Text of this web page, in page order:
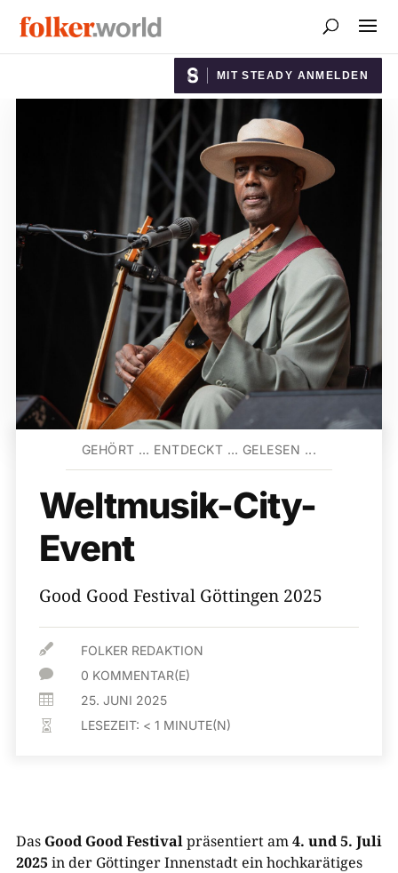
MIT STEADY ANMELDEN
GEHÖRT … ENTDECKT … GELESEN ...
Weltmusik-City-
Event
Good Good Festival Göttingen 2025
 FOLKER REDAKTION
 0 KOMMENTAR(E)
 25. JUNI 2025
 LESEZEIT: < 1 MINUTE(N)
Das Good Good Festivalpräsentiert am4. und 5. Juli
2025in der Göttinger Innenstadt ein hochkarätiges